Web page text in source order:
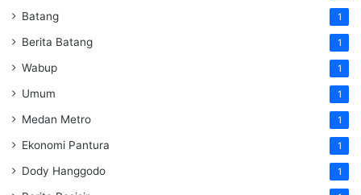
Batang 1
Berita Batang 1
Wabup 1
Umum 1
Medan Metro 1
Ekonomi Pantura 1
Dody Hanggodo 1